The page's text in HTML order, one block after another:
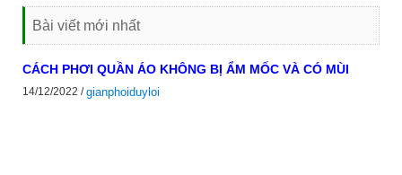
Bài viết mới nhất
CÁCH PHƠI QUẦN ÁO KHÔNG BỊ ẨM MỐC VÀ CÓ MÙI
14/12/2022 /gianphoiduyloi